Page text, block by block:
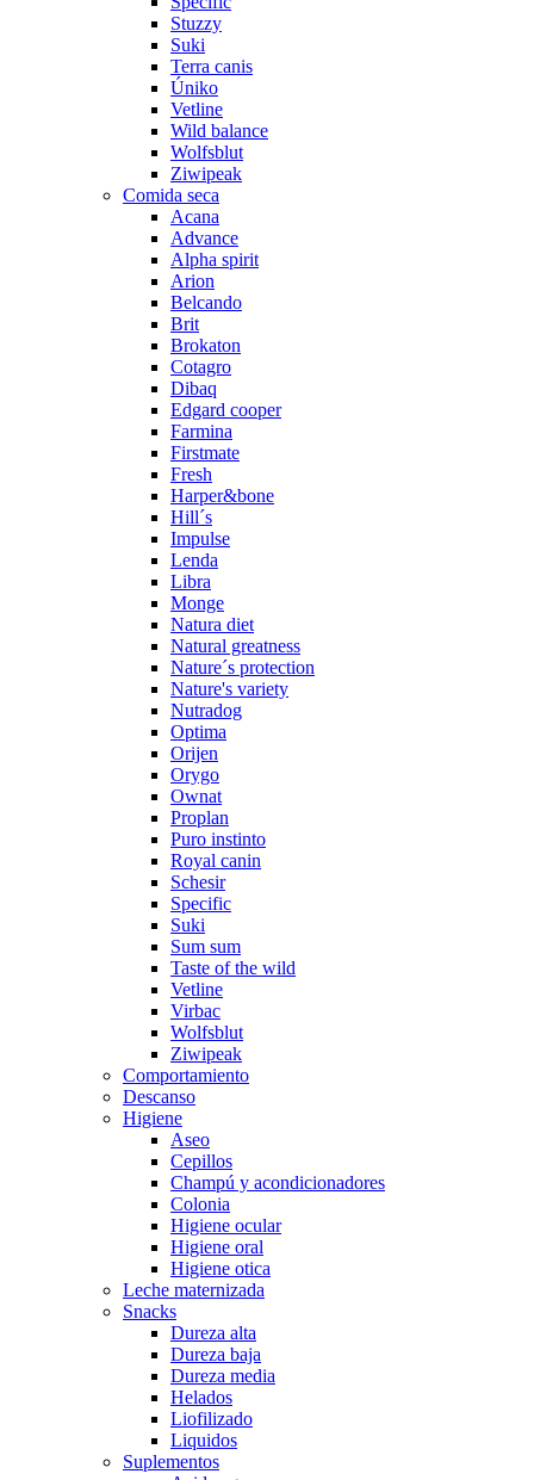
Stuzzy
Suki
Terra canis
Úniko
Vetline
Wild balance
Wolfsblut
Ziwipeak
Comida seca
Acana
Advance
Alpha spirit
Arion
Belcando
Brit
Brokaton
Cotagro
Dibaq
Edgard cooper
Farmina
Firstmate
Fresh
Harper&bone
Hill´s
Impulse
Lenda
Libra
Monge
Natura diet
Natural greatness
Nature´s protection
Nature's variety
Nutradog
Optima
Orijen
Orygo
Ownat
Proplan
Puro instinto
Royal canin
Schesir
Specific
Suki
Sum sum
Taste of the wild
Vetline
Virbac
Wolfsblut
Ziwipeak
Comportamiento
Descanso
Higiene
Aseo
Cepillos
Champú y acondicionadores
Colonia
Higiene ocular
Higiene oral
Higiene otica
Leche maternizada
Snacks
Dureza alta
Dureza baja
Dureza media
Helados
Liofilizado
Liquidos
Suplementos